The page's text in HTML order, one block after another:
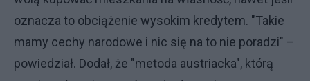
oznacza to obciążenie wysokim kredytem. "Takie
mamy cechy narodowe i nic się na to nie poradzi" –
powiedział. Dodał, że "metoda austriacka", którą